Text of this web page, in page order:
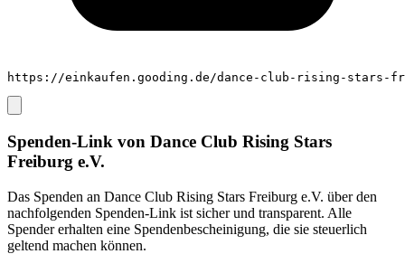
https://einkaufen.gooding.de/dance-club-rising-stars-
Spenden-Link von Dance Club Rising Stars
Freiburg e.V.
Das Spenden an Dance Club Rising Stars Freiburg e.V. über den
nachfolgenden Spenden-Link ist sicher und transparent. Alle
Spender erhalten eine Spendenbescheinigung, die sie steuerlich
geltend machen können.